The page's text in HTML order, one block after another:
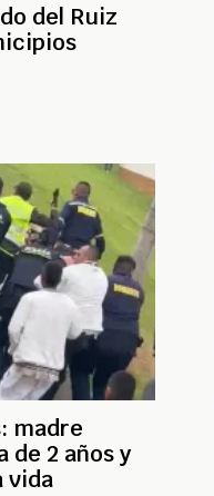
del Ruiz
madre
de 2 años y
vida